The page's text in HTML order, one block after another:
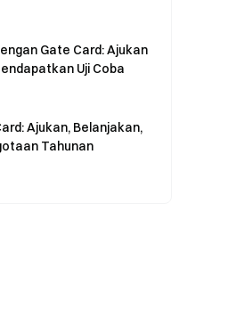
Gate Card: Ajukan
Uji Coba
Ajukan, Belanjakan,
Tahunan